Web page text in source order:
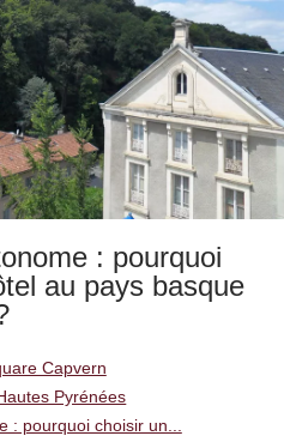
: pourquoi
au pays basque
Capvern
Pyrénées
: pourquoi choisir un...